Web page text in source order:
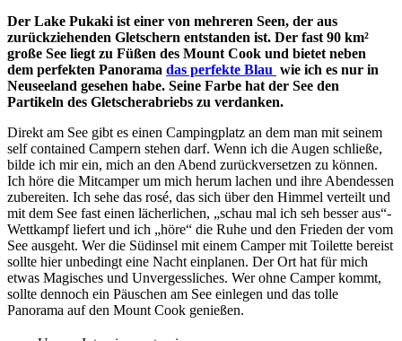
Der Lake Pukaki ist einer von mehreren Seen, der aus
zurückziehenden Gletschern entstanden ist. Der fast 90 km²
große See liegt zu Füßen des Mount Cook und bietet neben
dem perfekten Panorama das perfekte Blau wie ich es nur in
Neuseeland gesehen habe. Seine Farbe hat der See den
Partikeln des Gletscherabriebs zu verdanken.
Direkt am See gibt es einen Campingplatz an dem man mit seinem
self contained Campern stehen darf. Wenn ich die Augen schließe,
bilde ich mir ein, mich an den Abend zurückversetzen zu können.
Ich höre die Mitcamper um mich herum lachen und ihre Abendessen
zubereiten. Ich sehe das rosé, das sich über den Himmel verteilt und
mit dem See fast einen lächerlichen, „schau mal ich seh besser aus“-
Wettkampf liefert und ich „höre“ die Ruhe und den Frieden der vom
See ausgeht. Wer die Südinsel mit einem Camper mit Toilette bereist
sollte hier unbedingt eine Nacht einplanen. Der Ort hat für mich
etwas Magisches und Unvergessliches. Wer ohne Camper kommt,
sollte dennoch ein Päuschen am See einlegen und das tolle
Panorama auf den Mount Cook genießen.